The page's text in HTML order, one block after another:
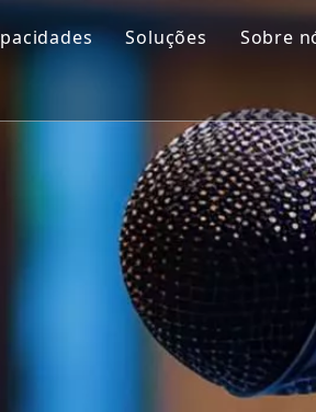
de motocicleta
externos
Usinagem CNC
Fabricação de moldes
Controle de qualidade
Moldagem por injeção
Soluções
Inserir Molde
Molde de injeção
Sobre